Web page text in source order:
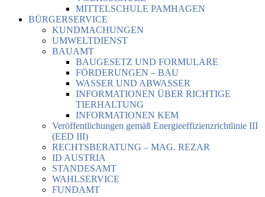
MITTELSCHULE PAMHAGEN
BÜRGERSERVICE
KUNDMACHUNGEN
UMWELTDIENST
BAUAMT
BAUGESETZ UND FORMULARE
FÖRDERUNGEN – BAU
WASSER UND ABWASSER
INFORMATIONEN ÜBER RICHTIGE
TIERHALTUNG
INFORMATIONEN KEM
Veröffentlichungen gemäß Energieeffizienzrichtlinie III
(EED III)
RECHTSBERATUNG – MAG. REZAR
ID AUSTRIA
STANDESAMT
WAHLSERVICE
FUNDAMT